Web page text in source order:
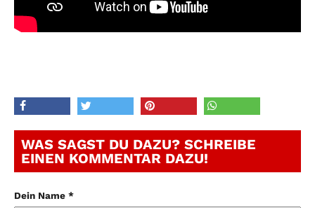
WAS SAGST DU DAZU? SCHREIBE
EINEN KOMMENTAR DAZU!
Dein Name *